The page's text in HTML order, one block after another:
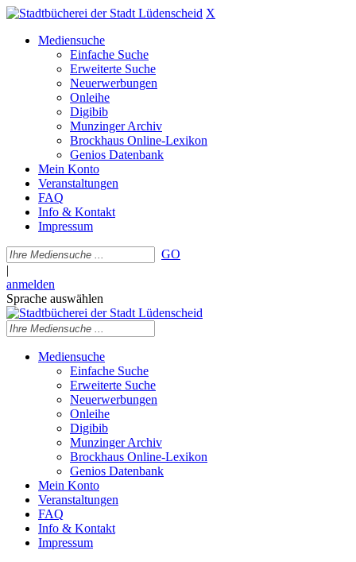
X
Mediensuche
Einfache Suche
Erweiterte Suche
Neuerwerbungen
Onleihe
Digibib
Munzinger Archiv
Brockhaus Online-Lexikon
Genios Datenbank
Mein Konto
Veranstaltungen
FAQ
Info & Kontakt
Impressum
GO
|
anmelden
Sprache auswählen
Mediensuche
Einfache Suche
Erweiterte Suche
Neuerwerbungen
Onleihe
Digibib
Munzinger Archiv
Brockhaus Online-Lexikon
Genios Datenbank
Mein Konto
Veranstaltungen
FAQ
Info & Kontakt
Impressum